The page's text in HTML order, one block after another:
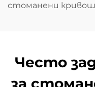
стоманени
Често